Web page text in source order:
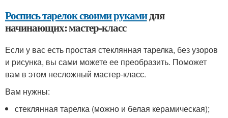
Роспись тарелок своими рукамидля
начинающих: мастер-класс
Если у вас есть простая стеклянная тарелка, без узоров
и рисунка, вы сами можете ее преобразить. Поможет
вам в этом несложный мастер-класс.
Вам нужны:
стеклянная тарелка (можно и белая керамическая);